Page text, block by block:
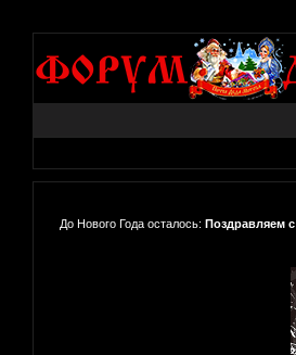
До Нового Года осталось: Поздравляем с